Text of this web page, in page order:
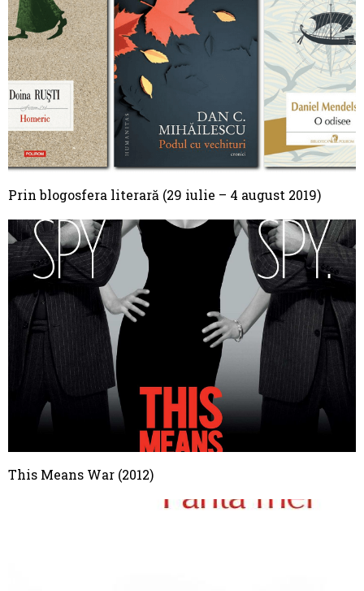
Prin blogosfera literară (29 iulie – 4 august 2019)
This Means War (2012)